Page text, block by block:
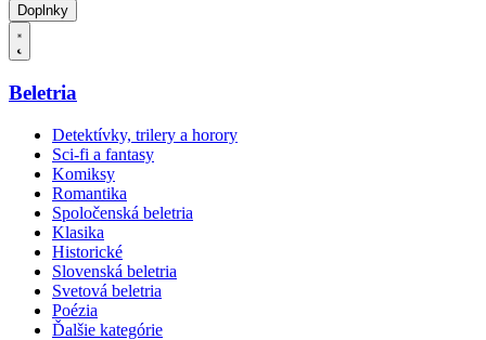
Doplnky
Beletria
Detektívky, trilery a horory
Sci-fi a fantasy
Komiksy
Romantika
Spoločenská beletria
Klasika
Historické
Slovenská beletria
Svetová beletria
Poézia
Ďalšie kategórie